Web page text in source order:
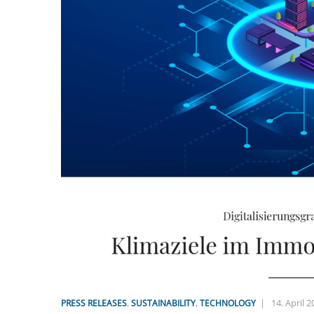
PRESS RELEASES,SUSTAINABILITY,TECHNOLOGY| 14. April